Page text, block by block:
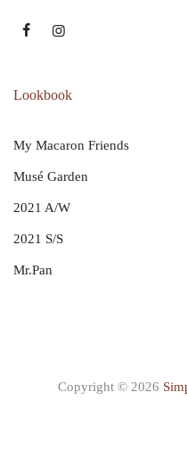
Lookbook
My Macaron Friends
Musé Garden
2021 A/W
2021 S/S
Mr.Pan
Copyright © 2026